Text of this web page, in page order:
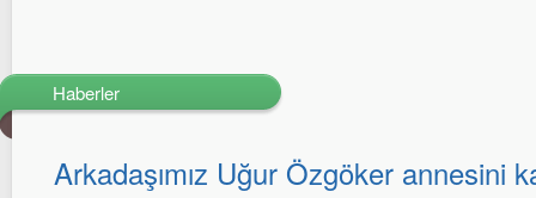
Haberler
Arkadaşımız Uğur Özgöker annesini